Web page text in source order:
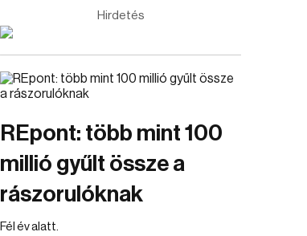
Hirdetés
REpont: több mint 100
millió gyűlt össze a
rászorulóknak
Fél év alatt.